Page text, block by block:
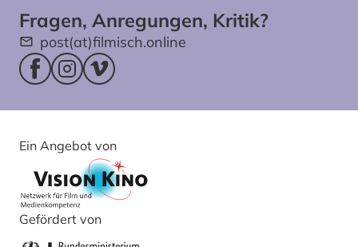
Fragen, Anregungen, Kritik?
post(at)filmisch.online
Facebookseite (öffnet im neuen Fenster)
Instagram (öffnet im neuen Fenster)
Vimeo (öffnet im neuen Fenster)
Ein Angebot von
Gefördert von